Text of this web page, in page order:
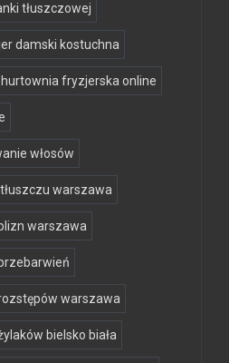
tłuszczowej
damski kostuchna
hurtownia fryzjerska online
włosów
warszawa
warszawa
warszawa
bielsko biała